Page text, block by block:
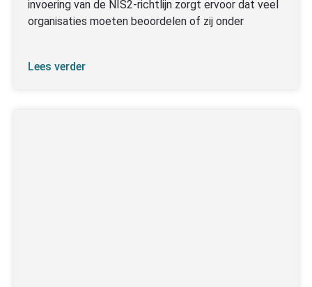
invoering van de NIS2-richtlijn zorgt ervoor dat veel
organisaties moeten beoordelen of zij onder
Lees verder